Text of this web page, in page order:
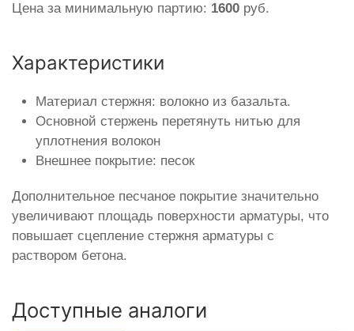
Цена за минимальную партию: 1600 руб.
Характеристики
Материал стержня: волокно из базальта.
Основной стержень перетянуть нитью для
уплотнения волокон
Внешнее покрытие: песок
Дополнительное песчаное покрытие значительно
увеличивают площадь поверхности арматуры, что
повышает сцепление стержня арматуры с
раствором бетона.
Доступные аналоги